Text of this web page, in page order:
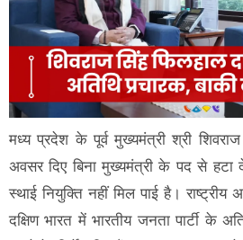
मध्य प्रदेश के पूर्व मुख्यमंत्री श्री
अवसर दिए बिना मुख्यमंत्री के पद से
स्थाई नियुक्ति नहीं मिल पाई है। राष्ट्रीय
दक्षिण भारत में भारतीय जनता पार्टी के